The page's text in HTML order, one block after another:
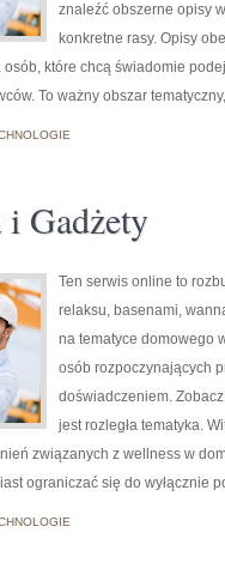
znaleźć obszerne opisy
konkretne rasy. Opisy
osób, które chcą świadomie
To ważny obszar
Gadżety
Ten serwis online to
relaksu, basenami,
na tematyce domowego
osób rozpoczynających
doświadczeniem.
jest rozległa tematyka.
związanych z wellness w
ograniczać się do wyłącznie